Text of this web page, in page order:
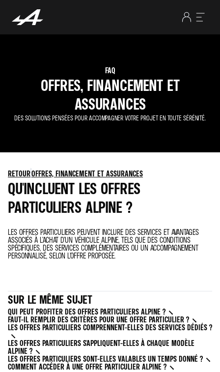
FAQ
OFFRES, FINANCEMENT ET
ASSURANCES
DES SOLUTIONS PENSÉES POUR ACCOMPAGNER VOTRE PROJET EN TOUTE SÉRÉNITÉ.
RETOUROFFRES, FINANCEMENT ET ASSURANCES
QU'INCLUENT LES OFFRES
PARTICULIERS ALPINE ?
LES OFFRES PARTICULIERS PEUVENT INCLURE DES SERVICES ET AVANTAGES
ASSOCIÉS À L’ACHAT D’UN VÉHICULE ALPINE, TELS QUE DES CONDITIONS
SPÉCIFIQUES, DES SERVICES COMPLÉMENTAIRES OU UN ACCOMPAGNEMENT
PERSONNALISÉ, SELON L’OFFRE PROPOSÉE.
SUR LE MÊME SUJET
QUI PEUT PROFITER DES OFFRES PARTICULIERS ALPINE ?
FAUT-IL REMPLIR DES CRITÈRES POUR UNE OFFRE PARTICULIER ?
LES OFFRES PARTICULIERS COMPRENNENT-ELLES DES SERVICES DÉDIÉS ?
LES OFFRES PARTICULIERS S'APPLIQUENT-ELLES À CHAQUE MODÈLE
ALPINE ?
LES OFFRES PARTICULIERS SONT-ELLES VALABLES UN TEMPS DONNÉ ?
COMMENT ACCÉDER À UNE OFFRE PARTICULIER ALPINE ?